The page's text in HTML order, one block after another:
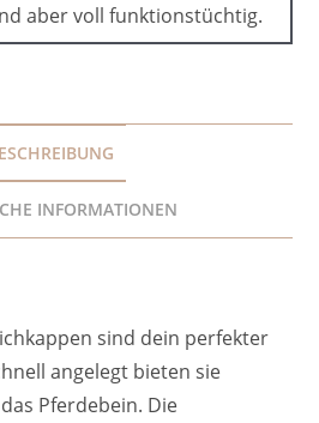
aber voll funktionstüchtig.
INFORMATIONEN
sind dein perfekter
angelegt bieten sie
Pferdebein. Die